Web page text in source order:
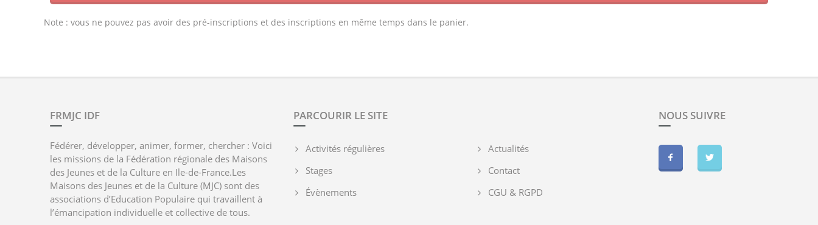
Note : vous ne pouvez pas avoir des pré-inscriptions et des inscriptions en même temps dans le panier.
FRMJC IDF
Fédérer, développer, animer, former, chercher : Voici
les missions de la Fédération régionale des Maisons
des Jeunes et de la Culture en Ile-de-France.Les
Maisons des Jeunes et de la Culture (MJC) sont des
associations d’Education Populaire qui travaillent à
l’émancipation individuelle et collective de tous.
PARCOURIR LE SITE
Activités régulières
Stages
Évènements
Actualités
Contact
CGU & RGPD
NOUS SUIVRE